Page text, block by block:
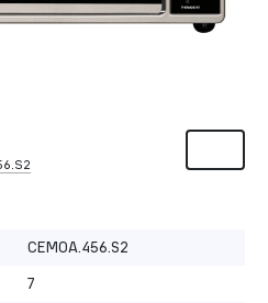
CEMOA.456.S2
7